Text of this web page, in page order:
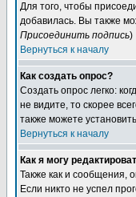
Для того, чтобы
добавилась. Вы также
Присоединить подпись)
Вернуться к началу
Как создать опрос?
Создать опрос легко:
не видите, то скорее
также можете
Вернуться к началу
Как я могу
Также как и сообщения,
Если никто не успел